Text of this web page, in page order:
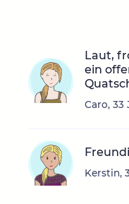
Laut,
ein
Caro, 33
Kerstin,